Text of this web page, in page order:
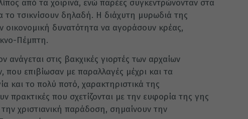
από τα χοιρινά, ενώ παρέες συγκεντρώνονταν στα
το τσικνίσουν δηλαδή. Η διάχυτη μυρωδιά της
οικονομική δυνατότητα να αγοράσουν κρέας,
Πέμπτη.
στις βακχικές γιορτές των αρχαίων
που επιβίωσαν με παραλλαγές μέχρι και τα
και το πολύ ποτό, χαρακτηριστικά της
πρακτικές που σχετίζονται με την ευφορία της γης
χριστιανική παράδοση, σημαίνουν την